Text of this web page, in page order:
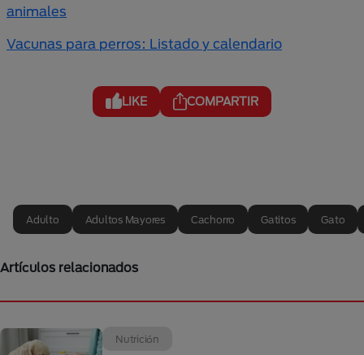
animales
Vacunas para perros: Listado y calendario
LIKE COMPARTIR
Adulto Adultos Mayores Cachorro Gatitos Gato
Artículos relacionados
Nutrición